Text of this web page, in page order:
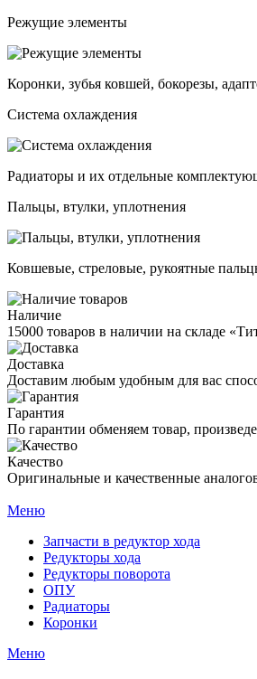
Режущие элементы
Коронки, зубья ковшей, бокорезы,
Система охлаждения
Радиаторы и их отдельные
Пальцы, втулки, уплотнения
Ковшевые, стреловые, рукоятные
Наличие
15000 товаров в наличии на складе
Доставка
Доставим любым удобным для вас
Гарантия
По гарантии обменяем товар,
Качество
Оригинальные и качественные
Меню
Запчасти в редуктор хода
Редукторы хода
Редукторы поворота
ОПУ
Радиаторы
Коронки
Меню